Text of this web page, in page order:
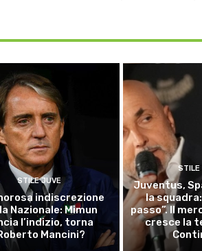
STILE JUVE
indiscrezione
Nazionale: Mimun
l’indizio, torna
Mancini?
STILE
Juventus,
la
passo”. Il
cresce la